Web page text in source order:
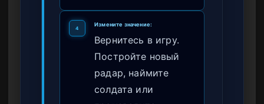
4
Измените значение:
Вернитесь в игру.
Постройте новый
радар, наймите
солдата или